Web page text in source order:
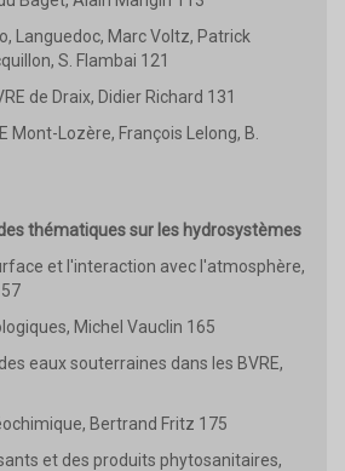
Languedoc, Marc Voltz, Patrick
S. Flambai 121
de Draix, Didier Richard 131
Mont-Lozère, François Lelong, B.
thématiques sur les hydrosystèmes
et l'interaction avec l'atmosphère,
Michel Vauclin 165
eaux souterraines dans les BVRE,
Bertrand Fritz 175
et des produits phytosanitaires,